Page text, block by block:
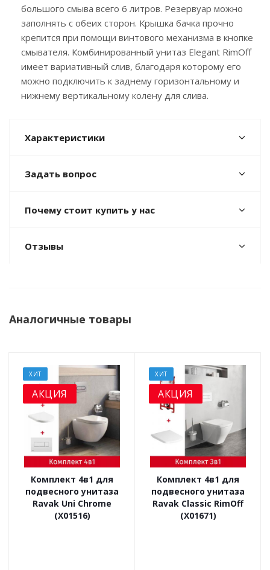
большого смыва всего 6 литров. Резервуар можно
заполнять с обеих сторон. Крышка бачка прочно
крепится при помощи винтового механизма в кнопке
смывателя. Комбинированный унитаз Elegant RimOff
имеет вариативный слив, благодаря которому его
можно подключить к заднему горизонтальному и
нижнему вертикальному колену для слива.
Характеристики
Задать вопрос
Почему стоит купить у нас
Отзывы
Аналогичные товары
ХИТ
АКЦИЯ
Комплект 4в1 для
подвесного унитаза
Ravak Uni Chrome
(X01516)
ХИТ
АКЦИЯ
Комплект 4в1 для
подвесного унитаза
Ravak Classic RimOff
(X01671)